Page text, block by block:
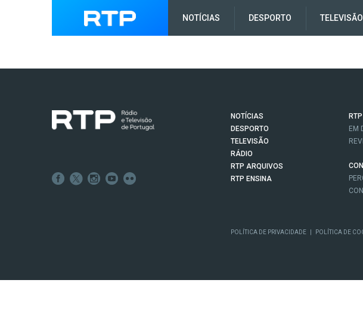
NOTÍCIAS DESPORTO TELEVISÃO
NOTÍCIAS
DESPORTO
TELEVISÃO
RÁDIO
RTP ARQUIVOS
RTP ENSINA
EM
POLÍTICA DE PRIVACIDADE POLÍTICA DE